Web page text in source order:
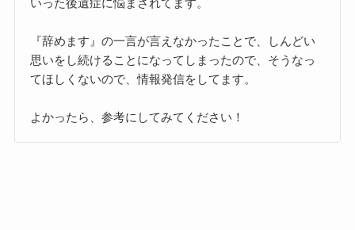
『辞めます』の一言が言えなかったことで、しんどい
思いをし続けることになってしまったので、そうなっ
てほしくないので、情報発信をしてます。
よかったら、参考にしてみてください！